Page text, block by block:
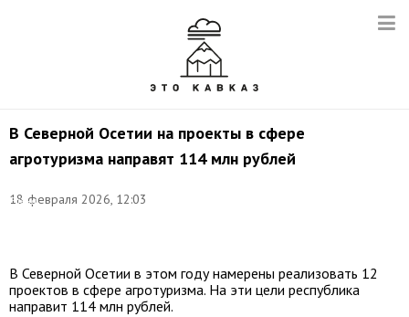
В Северной Осетии на проекты в сфере
агротуризма направят 114 млн рублей
18 февраля 2026, 12:03
Фото:
Елена
В Северной Осетии в этом году намерены реализовать 12
проектов в сфере агротуризма. На эти цели республика
направит 114 млн рублей.